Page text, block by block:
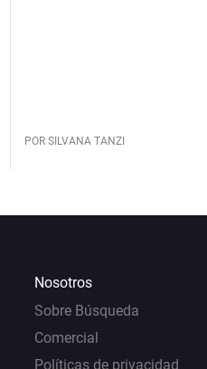
POR SILVANA TANZI
Nosotros
Sobre Búsqueda
Comercial
Políticas de privacidad